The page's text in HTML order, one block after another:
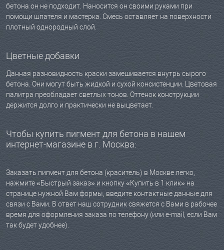
бетона он не подходит. Наносится он своими руками при
помощи шпателя и мастерка. Смесь оставляет на поверхности
плотный однородный слой.
Цветные добавки
Данная разновидность краски замешивается внутрь сырого
бетона. Они могут быть жидкой и сухой консистенции. Цветовая
палитра преобладает светлых тонов. Оттенок конструкции
держится долго и практически не выцветает.
Чтобы купить пигмент для бетона в нашем
интернет-магазине в г. Москва:
Заказать пигмент для бетона (краситель) в Москве легко,
нажмите «Быстрый заказ» и кнопку «Купить в 1 клик» на
странице нужной Вам формы, введите контактные данные для
связи с Вами. В ответ наш сотрудник свяжется с Вами в рабочее
время для оформления заказа по телефону (или e-mail, если Вам
так будет удобнее).